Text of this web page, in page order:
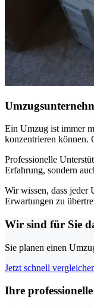
Ein Umzug ist immer
konzentrieren können.
Professionelle
Erfahrung, sondern
Wir wissen, dass jeder
Erwartungen zu
Wir sind für Sie
Sie planen einen
Jetzt schnell
Ihre